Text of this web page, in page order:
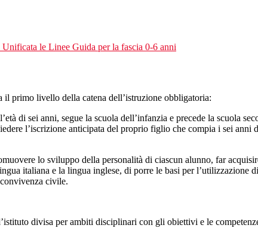
le Linee Guida per la fascia 0-6 anni
il primo livello della catena dell’istruzione obbligatoria:
di sei anni, segue la scuola dell’infanzia e precede la scuola
l’iscrizione anticipata del proprio figlio che compia i sei
lo sviluppo della personalità di ciascun alunno, far
italiana e la lingua inglese, di porre le basi per
civile.
divisa per ambiti disciplinari con gli obiettivi e le